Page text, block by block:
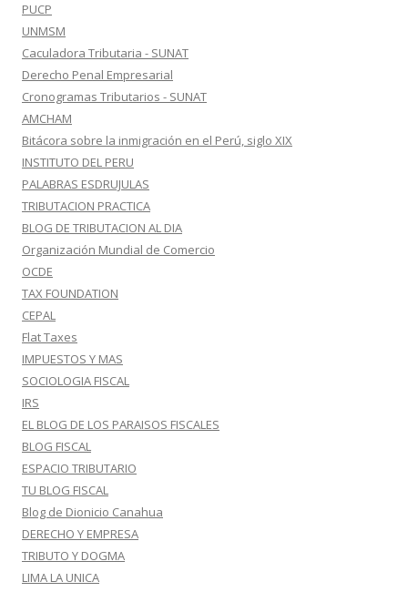
PUCP
UNMSM
Caculadora Tributaria - SUNAT
Derecho Penal Empresarial
Cronogramas Tributarios - SUNAT
AMCHAM
Bitácora sobre la inmigración en el Perú, siglo XIX
INSTITUTO DEL PERU
PALABRAS ESDRUJULAS
TRIBUTACION PRACTICA
BLOG DE TRIBUTACION AL DIA
Organización Mundial de Comercio
OCDE
TAX FOUNDATION
CEPAL
Flat Taxes
IMPUESTOS Y MAS
SOCIOLOGIA FISCAL
IRS
EL BLOG DE LOS PARAISOS FISCALES
BLOG FISCAL
ESPACIO TRIBUTARIO
TU BLOG FISCAL
Blog de Dionicio Canahua
DERECHO Y EMPRESA
TRIBUTO Y DOGMA
LIMA LA UNICA